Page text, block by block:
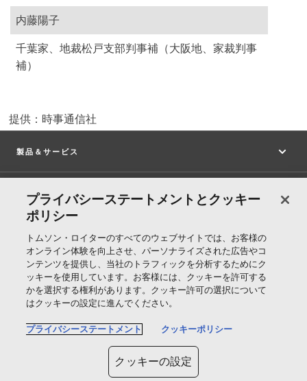
内藤陽子
千葉家、地裁松戸支部判事補（大阪地、家裁判事
補）
提供：時事通信社
製品＆サービス
サポート
トムソン・ロイターについて
公式SNS
プライバシーステートメントとクッキー
ポリシー
トムソン・ロイターのすべてのウェブサイトでは、お客様の
オンライン体験を向上させ、パーソナライズされた広告やコ
ンテンツを提供し、当社のトラフィックを分析するためにク
ッキーを使用しています。お客様には、クッキーを許可する
かを選択する権利があります。クッキー許可の選択について
はクッキーの設定に進んでください。
プライバシーステートメント クッキーポリシー
クッキーの設定